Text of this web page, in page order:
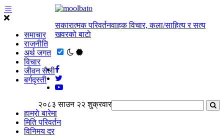
समाचार
राजनीति
अर्थ जगत
विचार
जीवन सैली
बर्गदृस्ती
सकारात्मक परिवर्तनवाहक विचार, कला/साहित्य र सत्य
खवरको बाटाे
२०८३ साउन २२ शुक्रवार
हाम्राे बारेमा
मिति परिवर्तन
विनिमय दर